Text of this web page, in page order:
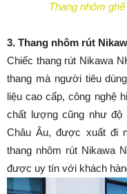
Thang nhôm
3. Thang nhôm rút
Chiếc thang rút Nikawa
thang mà người tiêu
liệu cao cấp, công nghệ
chất lượng cũng như độ
Châu Âu, được xuất đi
thang nhôm rút Nikawa
được uy tín với khách